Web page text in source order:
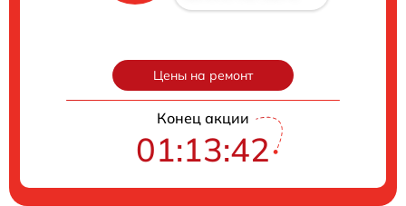
Цены на ремонт
Конец акции
01:13:41